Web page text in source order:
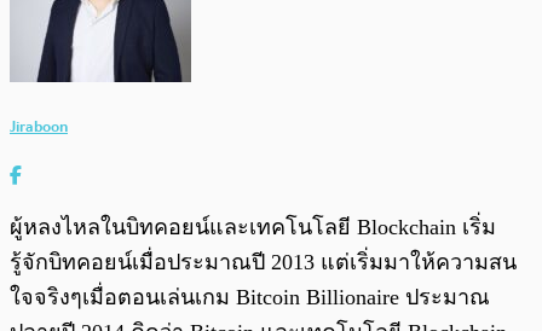
Jiraboon
ผู้หลงไหลในบิทคอยน์และเทคโนโลยี Blockchain เริ่ม
รู้จักบิทคอยน์เมื่อประมาณปี 2013 แต่เริ่มมาให้ความสน
ใจจริงๆเมื่อตอนเล่นเกม Bitcoin Billionaire ประมาณ